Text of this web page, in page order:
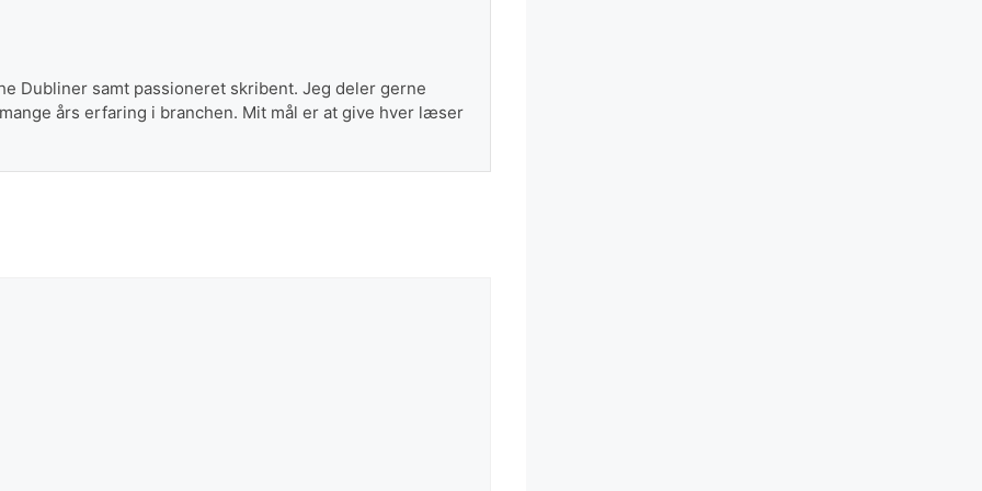
Dubliner samt passioneret skribent. Jeg deler gerne
års erfaring i branchen. Mit mål er at give hver læser